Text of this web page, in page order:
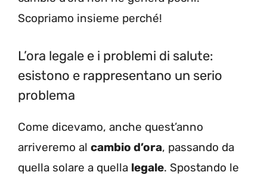
Scopriamo insieme perché!
L’ora legale e i problemi di salute:
esistono e rappresentano un serio
problema
Come dicevamo, anche quest’anno
arriveremo al cambio d’ora, passando da
quella solare a quella legale. Spostando le